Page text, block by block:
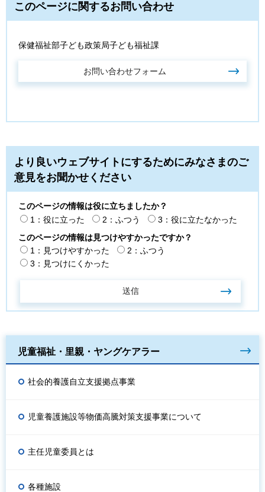
このページに関するお問い合わせ
保健福祉部子ども政策局子ども福祉課
より良いウェブサイトにするためにみなさまのご
意見をお聞かせください
このページの情報は役に立ちましたか？
1：役に立った
2：ふつう
3：役に立たなかった
このページの情報は見つけやすかったですか？
1：見つけやすかった
2：ふつう
3：見つけにくかった
児童福祉・里親・ヤングケアラー
社会的養護自立支援拠点事業
児童養護施設等物価高騰対策支援事業について
主任児童委員とは
各種施設